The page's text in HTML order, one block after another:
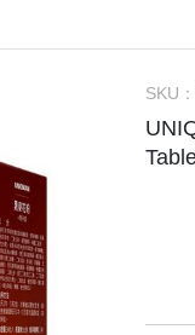
Supreme
Elasticity
Total Anti-
SKU：